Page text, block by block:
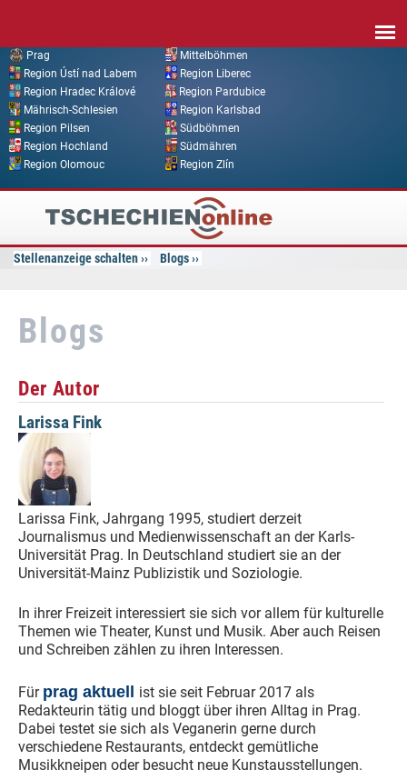
Prag
Mittelböhmen
Region Ústí nad Labem
Region Liberec
Region Hradec Králové
Region Pardubice
Mährisch-Schlesien
Region Karlsbad
Region Pilsen
Südböhmen
Region Hochland
Südmähren
Region Olomouc
Region Zlín
Tschechien
Online
Stellenanzeige schalten Blogs
Blogs
Der Autor
Larissa Fink
Larissa Fink, Jahrgang 1995, studiert derzeit
Journalismus und Medienwissenschaft an der Karls-
Universität Prag. In Deutschland studiert sie an der
Universität-Mainz Publizistik und Soziologie.
In ihrer Freizeit interessiert sie sich vor allem für kulturelle
Themen wie Theater, Kunst und Musik. Aber auch Reisen
und Schreiben zählen zu ihren Interessen.
Für prag aktuell ist sie seit Februar 2017 als
Redakteurin tätig und bloggt über ihren Alltag in Prag.
Dabei testet sie sich als Veganerin gerne durch
verschiedene Restaurants, entdeckt gemütliche
Musikkneipen oder besucht neue Kunstausstellungen.